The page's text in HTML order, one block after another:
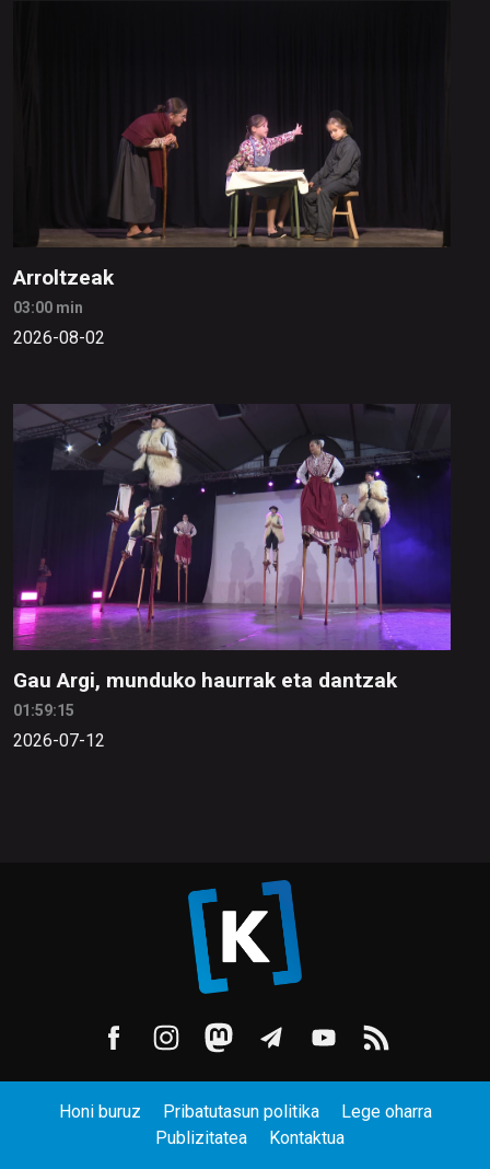
Arroltzeak
03:00 min
2026-08-02
Gau Argi, munduko haurrak eta dantzak
01:59:15
2026-07-12
Honi buruz Pribatutasun politika
Lege oharra
Publizitatea
Kontaktua